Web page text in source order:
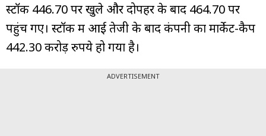
स्टॉक ₹446.70 पर खुले और दोपहर के बाद ₹464.70 पर
पहुंच गए। स्टॉक में आई तेजी के बाद कंपनी का मार्केट-कैप
442.30 करोड़ रुपये हो गया है।
ADVERTISEMENT